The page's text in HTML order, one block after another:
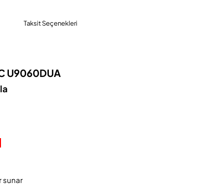
Taksit Seçenekleri
U9060DUA
sunar